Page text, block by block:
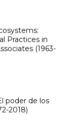
Practices in
(1963-
poder de los
2018)